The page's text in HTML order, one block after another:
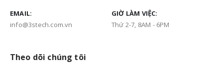
EMAIL:
info@3stech.com.vn
GIỜ LÀM VIỆC:
Thứ 2-7, 8AM - 6PM
Theo dõi chúng tôi